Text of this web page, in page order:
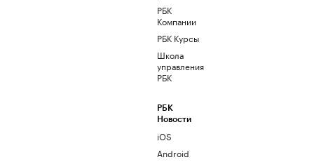
РБК
Компании
РБК Курсы
Школа
управления
РБК
РБК
Новости
iOS
Android